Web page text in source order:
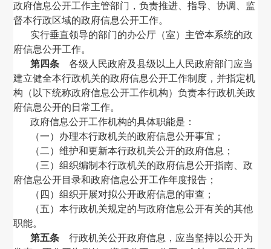
政府信息公开工作主管部门，负责推进、指导、协调、监
督本行政区域的政府信息公开工作。
实行垂直领导的部门的办公厅（室）主管本系统的政
府信息公开工作。
第四条 各级人民政府及县级以上人民政府部门应当
建立健全本行政机关的政府信息公开工作制度，并指定机
构（以下统称政府信息公开工作机构）负责本行政机关政
府信息公开的日常工作。
政府信息公开工作机构的具体职能是：
（一）办理本行政机关的政府信息公开事宜；
（二）维护和更新本行政机关公开的政府信息；
（三）组织编制本行政机关的政府信息公开指南、政
府信息公开目录和政府信息公开工作年度报告；
（四）组织开展对拟公开政府信息的审查；
（五）本行政机关规定的与政府信息公开有关的其他
职能。
第五条 行政机关公开政府信息，应当坚持以公开为